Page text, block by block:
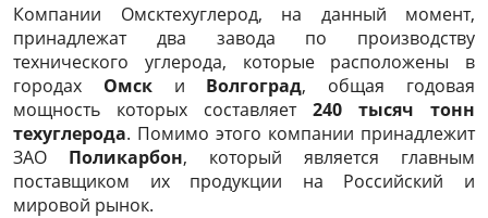
Компании Омсктехуглерод, на данный момент,
принадлежат два завода по производству
технического углерода, которые расположены в
городах Омски Волгоград, общая годовая
мощность которых составляет 240 тысяч тонн
техуглерода. Помимо этого компании принадлежит
ЗАО Поликарбон, который является главным
поставщиком их продукции на Российский и
мировой рынок.